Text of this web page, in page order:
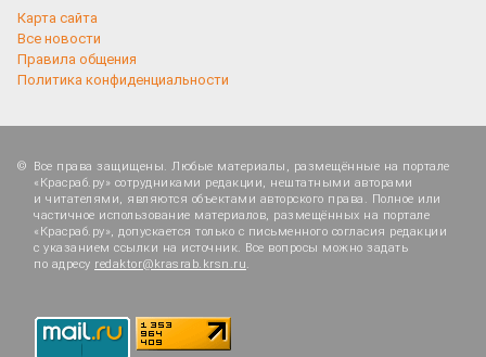
Карта сайта
Все новости
Правила общения
Политика конфиденциальности
Все права защищены. Любые материалы, размещённые на портале
«Красраб.ру» сотрудниками редакции, нештатными авторами
и читателями, являются объектами авторского права. Полное или
частичное использование материалов, размещённых на портале
«Красраб.ру», допускается только с письменного согласия редакции
с указанием ссылки на источник. Все вопросы можно задать
по адресу redaktor@krasrab.krsn.ru.